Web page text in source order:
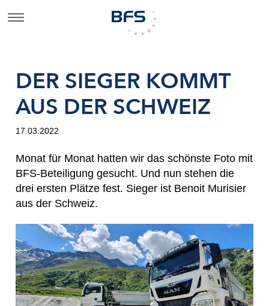
DER SIEGER KOMMT
AUS DER SCHWEIZ
17.03.2022
Monat für Monat hatten wir das schönste Foto mit
BFS-Beteiligung gesucht. Und nun stehen die
drei ersten Plätze fest. Sieger ist Benoit Murisier
aus der Schweiz.